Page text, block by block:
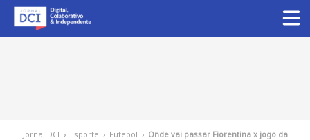
Jornal DCI › Esporte › Futebol › Onde vai passar Fiorentina x jogo da